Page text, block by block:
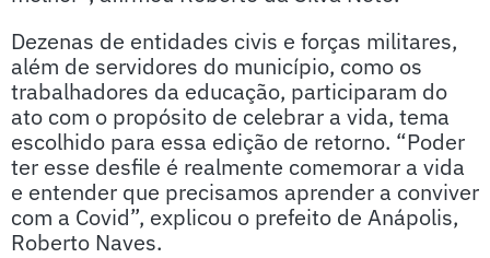
Dezenas de entidades civis e forças militares,
além de servidores do município, como os
trabalhadores da educação, participaram do
ato com o propósito de celebrar a vida, tema
escolhido para essa edição de retorno. “Poder
ter esse desfile é realmente comemorar a vida
e entender que precisamos aprender a conviver
com a Covid”, explicou o prefeito de Anápolis,
Roberto Naves.